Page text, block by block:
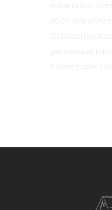
esimerkiksi
2009
painotetaan
lisääntyvälle